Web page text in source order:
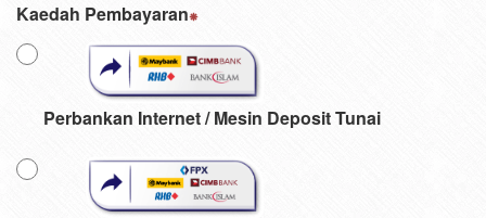
Kaedah Pembayaran
Perbankan Internet / Mesin Deposit Tunai